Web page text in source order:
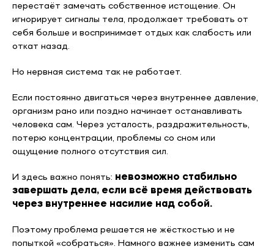
перестаёт замечать собственное истощение. Он
игнорирует сигналы тела, продолжает требовать от
себя больше и воспринимает отдых как слабость или
откат назад.
Но нервная система так не работает.
Если постоянно двигаться через внутреннее давление,
организм рано или поздно начинает останавливать
человека сам. Через усталость, раздражительность,
потерю концентрации, проблемы со сном или
ощущение полного отсутствия сил.
И здесь важно понять: невозможно стабильно
завершать дела, если всё время действовать
через внутреннее насилие над собой.
Поэтому проблема решается не жёсткостью и не
попыткой «собраться». Намного важнее изменить сам